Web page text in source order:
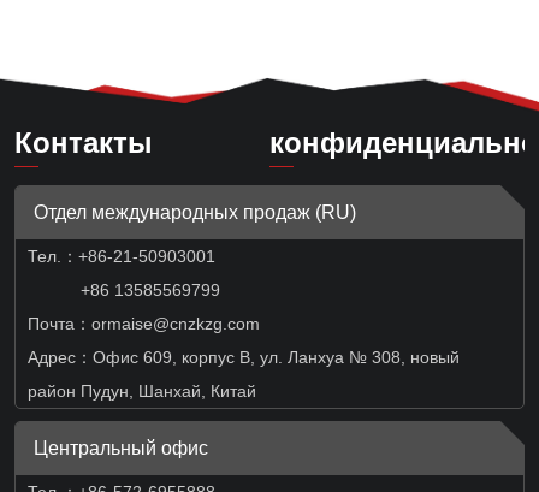
Контакты
Отдел международных продаж (RU)
Тел.： +86-21-50903001
+86 13585569799
Почта：ormaise@cnzkzg.com
Адрес：Офис 609, корпус B, ул. Ланхуа № 308, новый
район Пудун, Шанхай, Китай
Центральный офис